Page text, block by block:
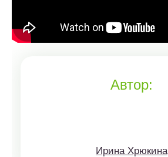
Автор:
Ирина Хрюкина